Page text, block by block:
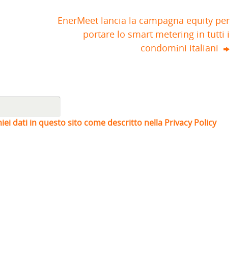
EnerMeet lancia la campagna equity per
portare lo smart metering in tutti i
condomìni italiani
dati in questo sito come descritto nella Privacy Policy